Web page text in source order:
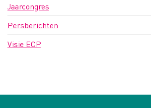
Jaarcongres
Persberichten
Visie ECP